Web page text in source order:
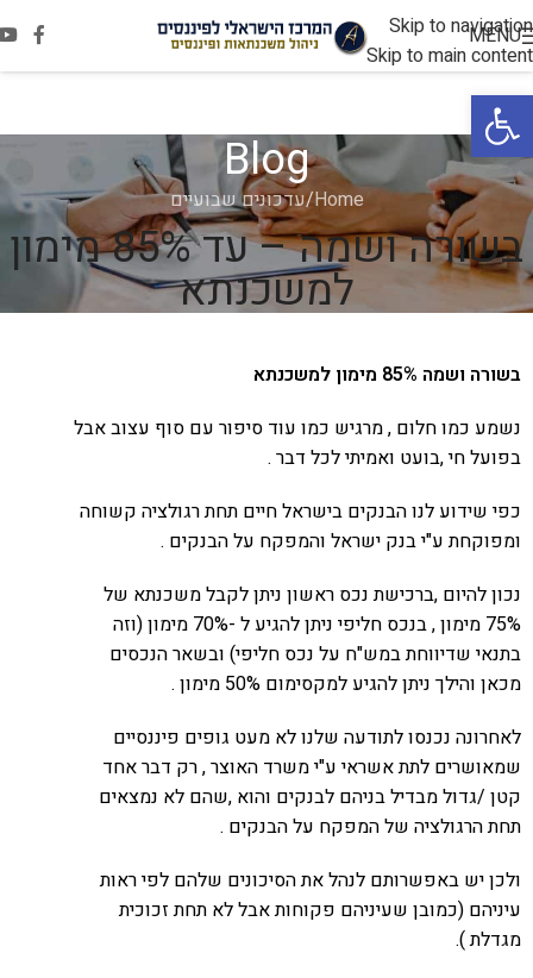
פתח סרגל נגישות
Skip to navigation
Skip to main content
MENU
Blog
Home עדכונים שבועיים
בשורה ושמה – עד 85% מימון
למשכנתא
בשורה ושמה 85% מימון למשכנתא
נשמע כמו חלום , מרגיש כמו עוד סיפור עם סוף עצוב אבל
בפועל חי ,בועט ואמיתי לכל דבר .
כפי שידוע לנו הבנקים בישראל חיים תחת רגולציה קשוחה
ומפוקחת ע"י בנק ישראל והמפקח על הבנקים .
נכון להיום ,ברכישת נכס ראשון ניתן לקבל משכנתא של
75% מימון , בנכס חליפי ניתן להגיע ל -70% מימון (וזה
בתנאי שדיווחת במש"ח על נכס חליפי) ובשאר הנכסים
מכאן והילך ניתן להגיע למקסימום 50% מימון .
לאחרונה נכנסו לתודעה שלנו לא מעט גופים פיננסיים
שמאושרים לתת אשראי ע"י משרד האוצר , רק דבר אחד
קטן /גדול מבדיל בניהם לבנקים והוא ,שהם לא נמצאים
תחת הרגולציה של המפקח על הבנקים .
ולכן יש באפשרותם לנהל את הסיכונים שלהם לפי ראות
עיניהם (כמובן שעיניהם פקוחות אבל לא תחת זכוכית
מגדלת ).